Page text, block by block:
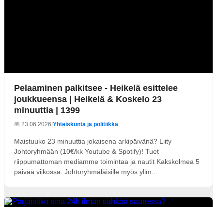
Pelaaminen palkitsee - Heikelä esittelee
joukkueensa | Heikelä & Koskelo 23
minuuttia | 1399
📅 23.06.2026 Yhteiskunta ja politiikka
Maistuuko 23 minuuttia jokaisena arkipäivänä? Liity
Johtoryhmään (10€/kk Youtube & Spotify)! Tuet
riippumattoman mediamme toimintaa ja nautit Kakskolmea 5
päivää viikossa. Johtoryhmäläisille myös ylim...